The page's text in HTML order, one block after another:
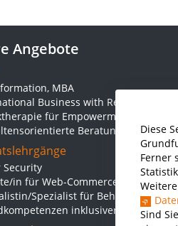
Diese
Ferner
Sind
Angebote
MBA
Business with Regional Focus,
für Empowerment und
Beratung, M.A.
Security
in für Web-Commerce
Spezialist für Behavior Based
inklusiver